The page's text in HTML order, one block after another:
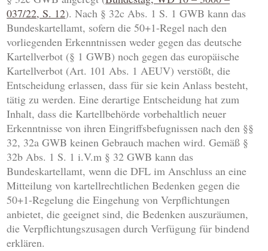
037/22, S. 12). Nach § 32c Abs. 1 S. 1 GWB kann das
Bundeskartellamt, sofern die 50+1-Regel nach den
vorliegenden Erkenntnissen weder gegen das deutsche
Kartellverbot (§ 1 GWB) noch gegen das europäische
Kartellverbot (Art. 101 Abs. 1 AEUV) verstößt, die
Entscheidung erlassen, dass für sie kein Anlass besteht,
tätig zu werden. Eine derartige Entscheidung hat zum
Inhalt, dass die Kartellbehörde vorbehaltlich neuer
Erkenntnisse von ihren Eingriffsbefugnissen nach den §§
32, 32a GWB keinen Gebrauch machen wird. Gemäß §
32b Abs. 1 S. 1 i.V.m § 32 GWB kann das
Bundeskartellamt, wenn die DFL im Anschluss an eine
Mitteilung von kartellrechtlichen Bedenken gegen die
50+1-Regelung die Eingehung von Verpflichtungen
anbietet, die geeignet sind, die Bedenken auszuräumen,
die Verpflichtungszusagen durch Verfügung für bindend
erklären.